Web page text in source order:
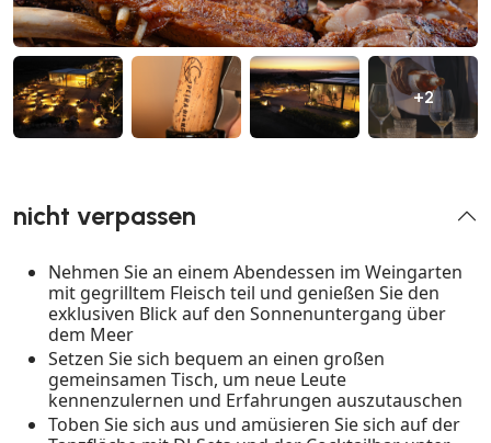
+2
nicht verpassen
Nehmen Sie an einem Abendessen im Weingarten
mit gegrilltem Fleisch teil und genießen Sie den
exklusiven Blick auf den Sonnenuntergang über
dem Meer
Setzen Sie sich bequem an einen großen
gemeinsamen Tisch, um neue Leute
kennenzulernen und Erfahrungen auszutauschen
Toben Sie sich aus und amüsieren Sie sich auf der